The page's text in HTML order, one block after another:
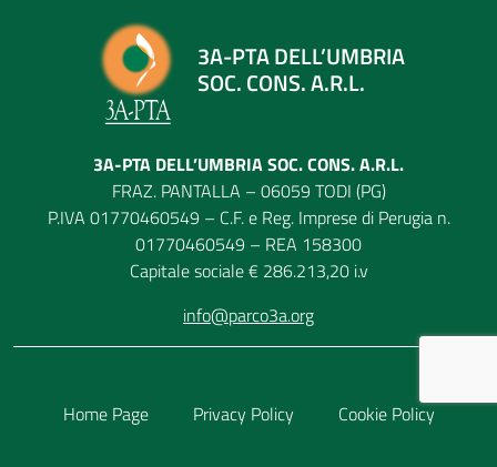
3A-PTA DELL’UMBRIA
SOC. CONS. A.R.L.
3A-PTA DELL’UMBRIA SOC. CONS. A.R.L.
FRAZ. PANTALLA – 06059 TODI (PG)
P.IVA 01770460549 – C.F. e Reg. Imprese di Perugia n.
01770460549 – REA 158300
Capitale sociale € 286.213,20 i.v
info@parco3a.org
Home Page Privacy Policy Cookie Policy